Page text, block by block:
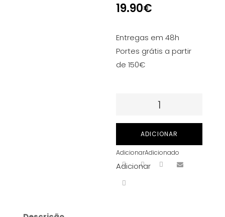
19.90€
Entregas em 48h
Portes grátis a partir
de 150€
Quantidade
GEN-
Z
1OZ(30ML)
ADICIONAR
AdicionarAdicionado
Adicionar